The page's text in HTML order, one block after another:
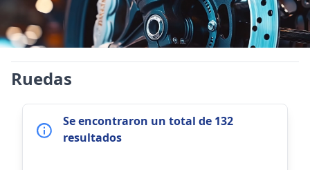
Ruedas
Se encontraron un total de 132
resultados